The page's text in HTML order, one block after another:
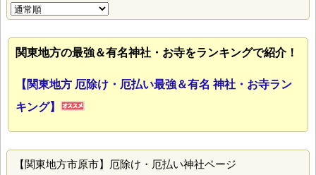
関東地方の最強＆有名神社・お寺をランキングで紹介！
【関東地方 厄除け・厄払い最強＆有名 神社・お寺ラン
キング】
【関東地方市原市】厄除け・厄払い神社ページ